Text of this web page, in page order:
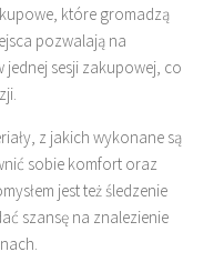
które gromadzą
pozwalają na
sesji zakupowej, co
z jakich wykonane są
sobie komfort oraz
jest też śledzenie
szansę na znalezienie